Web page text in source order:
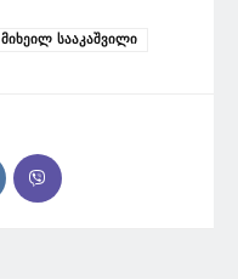
მიხეილ სააკაშვილი